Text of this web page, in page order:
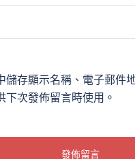
儲存顯示名稱、電子郵件
下次發佈留言時使用。